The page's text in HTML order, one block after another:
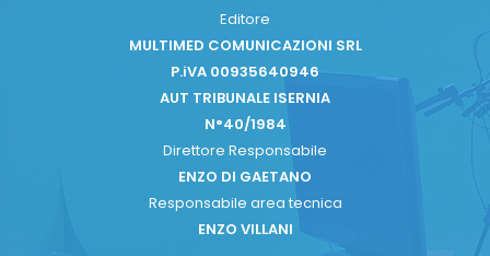
Editore
MULTIMED COMUNICAZIONI SRL
P.iVA 00935640946
AUT TRIBUNALE ISERNIA
N°40/1984
Direttore Responsabile
ENZO DI GAETANO
Responsabile area tecnica
ENZO VILLANI